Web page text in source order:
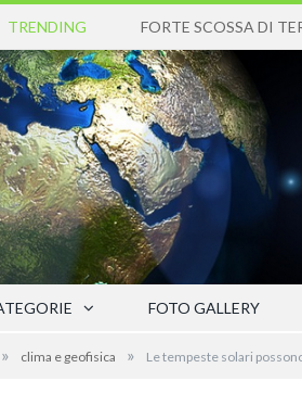
TRENDING
FOTO GALLERY
» clima e geofisica » Le tempeste solari